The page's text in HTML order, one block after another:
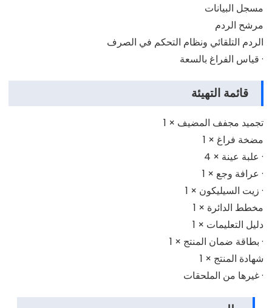
مسجل البيانات
مرشح الردم
الردم التلقائي ونظام التحكم في الصرف
· قياس الفراغ بالسعة
قائمة التهيئة
تجميد مجفف المضيف × 1
مضخة فراغ × 1
· علبة عينة × 4
· عرافة وجع × 1
· زيت السيليكون × 1
مخطط الدائرة × 1
دليل التعليمات × 1
· بطاقة ضمان المنتج × 1
شهادة المنتج × 1
· غيرها من الملحقات